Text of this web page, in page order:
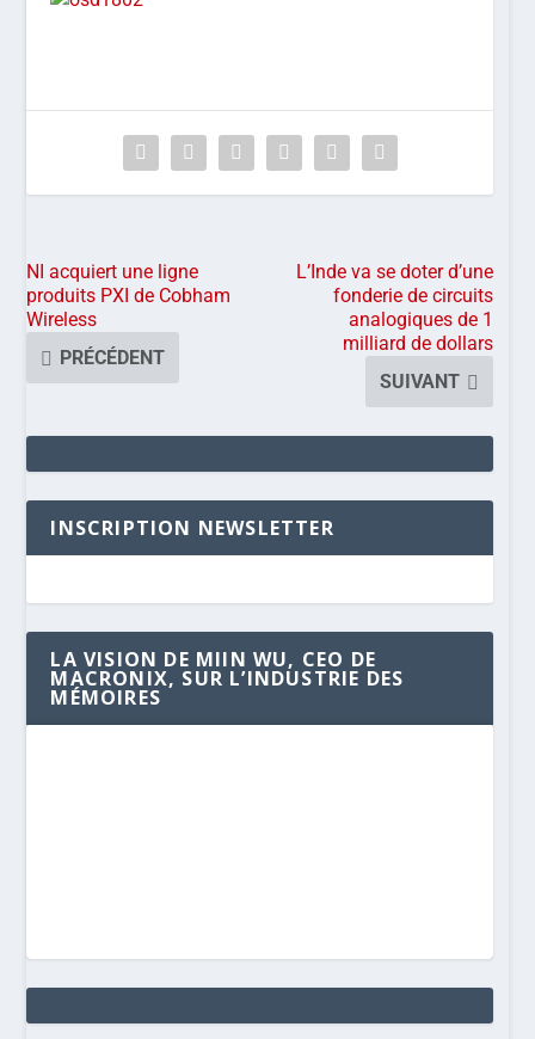
NI acquiert une ligne
produits PXI de Cobham
Wireless
PRÉCÉDENT
L’Inde va se doter d’une
fonderie de circuits
analogiques de 1
milliard de dollars
SUIVANT
INSCRIPTION NEWSLETTER
LA VISION DE MIIN WU, CEO DE
MACRONIX, SUR L’INDUSTRIE DES
MÉMOIRES